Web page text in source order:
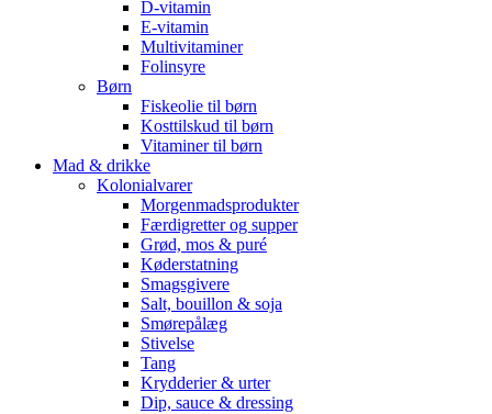
D-vitamin
E-vitamin
Multivitaminer
Folinsyre
Børn
Fiskeolie til børn
Kosttilskud til børn
Vitaminer til børn
Mad & drikke
Kolonialvarer
Morgenmadsprodukter
Færdigretter og supper
Grød, mos & puré
Køderstatning
Smagsgivere
Salt, bouillon & soja
Smørepålæg
Stivelse
Tang
Krydderier & urter
Dip, sauce & dressing